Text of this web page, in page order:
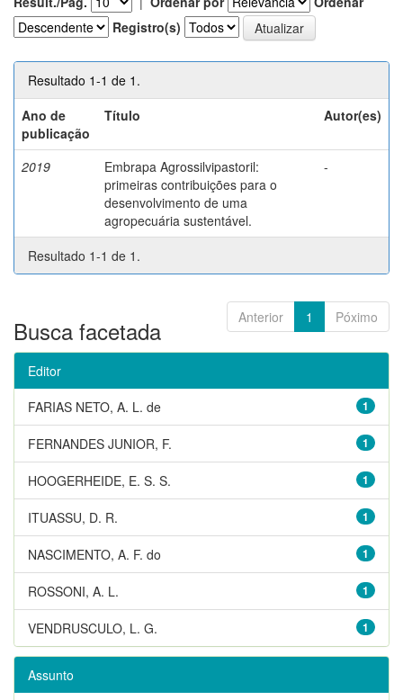
Registro(s)
Resultado 1-1 de 1.
Ano de
publicação
Título Autor(es)
2019
Embrapa Agrossilvipastoril:
primeiras contribuições para o
desenvolvimento de uma
agropecuária sustentável.
-
Resultado 1-1 de 1.
Anterior 1 Póximo
Busca facetada
Editor
1
FARIAS NETO, A. L. de
1
FERNANDES JUNIOR, F.
1
HOOGERHEIDE, E. S. S.
1
ITUASSU, D. R.
1
NASCIMENTO, A. F. do
1
ROSSONI, A. L.
1
VENDRUSCULO, L. G.
Assunto